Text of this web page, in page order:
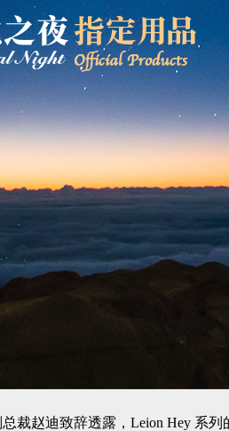
裁赵迪致辞透露，Leion Hey 系